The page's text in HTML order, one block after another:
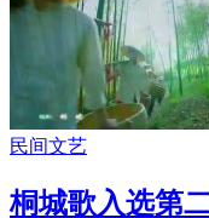
民间文艺
桐城歌入选第